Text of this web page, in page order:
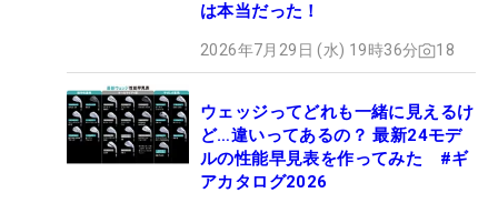
は本当だった！
2026年7月29日 (水) 19時36分 18
ウェッジってどれも一緒に見えるけ
ど…違いってあるの？ 最新24モデ
ルの性能早見表を作ってみた #ギ
アカタログ2026